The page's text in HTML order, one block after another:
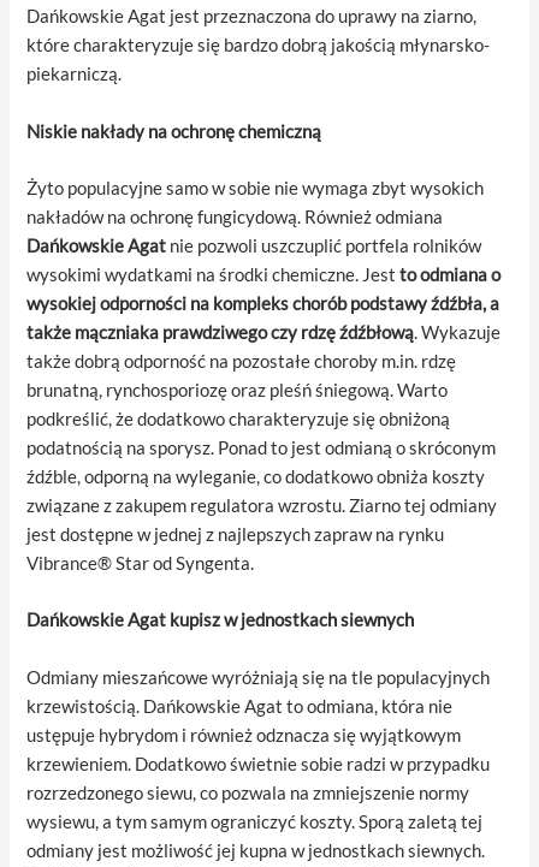
Dańkowskie Agat jest przeznaczona do uprawy na ziarno,
które charakteryzuje się bardzo dobrą jakością młynarsko-
piekarniczą.
Niskie nakłady na ochronę chemiczną
Żyto populacyjne samo w sobie nie wymaga zbyt wysokich
nakładów na ochronę fungicydową. Również odmiana
Dańkowskie Agat nie pozwoli uszczuplić portfela rolników
wysokimi wydatkami na środki chemiczne. Jestto odmiana o
wysokiej odporności na kompleks chorób podstawy źdźbła, a
także mączniaka prawdziwego czy rdzę źdźbłową. Wykazuje
także dobrą odporność na pozostałe choroby m.in. rdzę
brunatną, rynchosporiozę oraz pleśń śniegową. Warto
podkreślić, że dodatkowo charakteryzuje się obniżoną
podatnością na sporysz. Ponad to jest odmianą o skróconym
źdźble, odporną na wyleganie, co dodatkowo obniża koszty
związane z zakupem regulatora wzrostu. Ziarno tej odmiany
jest dostępne w jednej z najlepszych zapraw na rynku
Vibrance® Star od Syngenta.
Dańkowskie Agat kupisz w jednostkach siewnych
Odmiany mieszańcowe wyróżniają się na tle populacyjnych
krzewistością. Dańkowskie Agat to odmiana, która nie
ustępuje hybrydom i również odznacza się wyjątkowym
krzewieniem. Dodatkowo świetnie sobie radzi w przypadku
rozrzedzonego siewu, co pozwala na zmniejszenie normy
wysiewu, a tym samym ograniczyć koszty. Sporą zaletą tej
odmiany jest możliwość jej kupna w jednostkach siewnych.